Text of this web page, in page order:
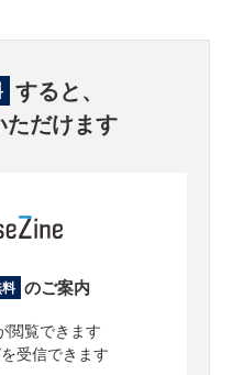
すると、
だけます
のご案内
閲覧できます
受信できます